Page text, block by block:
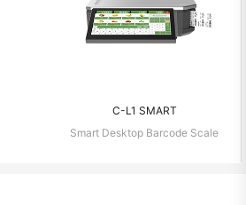
C-L1 SMART
Smart Desktop Barcode Scale